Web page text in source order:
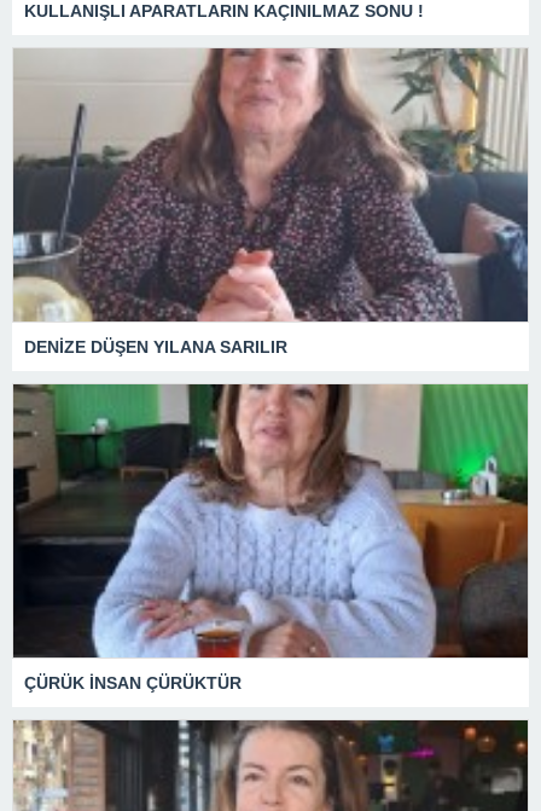
KULLANIŞLI APARATLARIN KAÇINILMAZ SONU !
DENİZE DÜŞEN YILANA SARILIR
ÇÜRÜK İNSAN ÇÜRÜKTÜR